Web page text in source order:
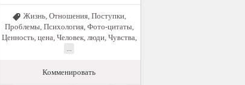
Жизнь Отношения Поступки
Проблемы, Психология, Фото-цитаты,
Ценность, цена Человек, люди, Чувства
Комменировать